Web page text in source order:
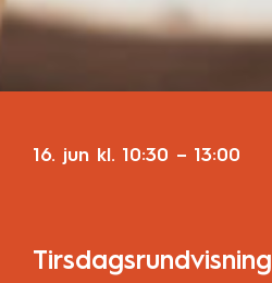
16. jun kl. 10:30 – 13:00
Tirsdagsrundvisning